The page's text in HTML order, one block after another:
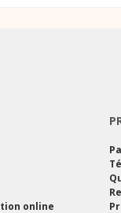
online